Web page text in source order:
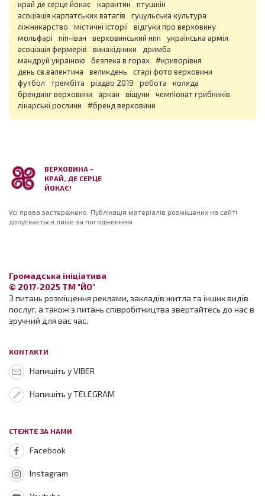
край де серце йокає
карантин
птушкін
асоціація карпатських ватагів
гуцульська культура
ліжникарство
містичні історії
відгуки про верховину
мольфарі
піп-іван верховинський нпп
українська армія
асоціація фермерів
винахідники
дримба
мандруй україною
безпека в горах
#криворівня
день св.валентина
великдень
старі фото верховини
футбол
трембіта різдво 2019 робота
коляда
брендинг верховини
аркан віщуни
чемпіонат грибників
лікарські рослини
#бренд верховини
ВЕРХОВИНА -
КРАЙ, ДЕ СЕРЦЕ
ЙОКАЄ!
Усі права застережено. Публікація матеріалів розміщених на сайті
допускається лише за погодженням.
Громадська ініціатива
© 2017-2025 ТМ "ЙО"
З питань розміщення реклами, закладів житла та інших видів
послуг, а також з питань співробітництва звертайтесь до нас в
зручний для вас час.
КОНТАКТИ
Напишіть у VIBER
Напишіть у TELEGRAM
СТЕЖТЕ ЗА НАМИ
Facebook
Instagram